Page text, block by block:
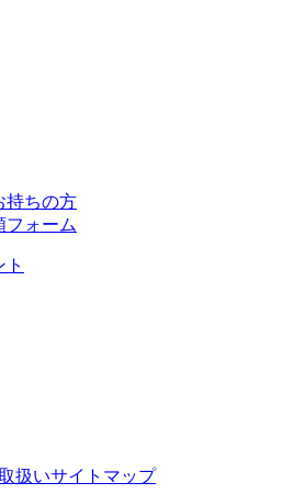
持ちの方
フォーム
扱いサイトマップ